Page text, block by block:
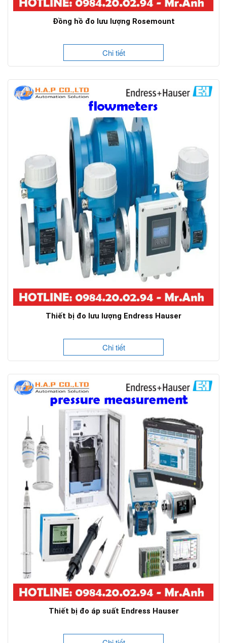
Đồng hồ đo lưu lượng Rosemount
Chi tiết
Thiết bị đo lưu lượng Endress Hauser
Chi tiết
Thiết bị đo áp suất Endress Hauser